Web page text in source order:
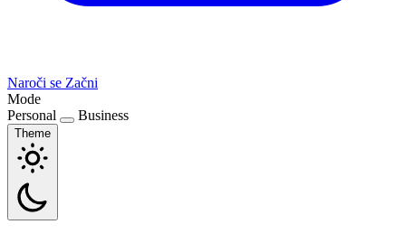
Naroči se Začni
Mode
Personal
Business
Theme